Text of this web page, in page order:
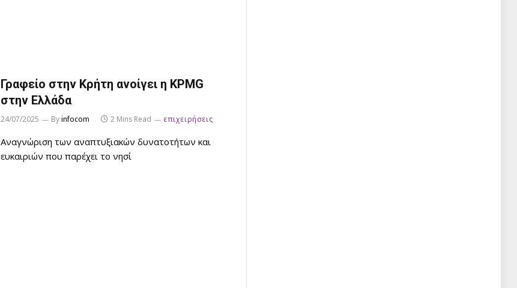
Γραφείο στην Κρήτη ανοίγει η KPMG
στην Ελλάδα
24/07/2025 Byinfocom 2 Mins Read επιχειρήσεις
Αναγνώριση των αναπτυξιακών δυνατοτήτων και
ευκαιριών που παρέχει το νησί